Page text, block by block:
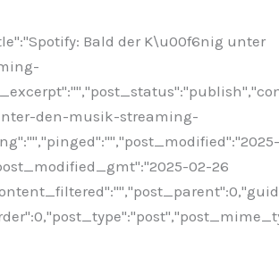
Bald der K\u00f6nig unter
den-musik-streaming-
02-26